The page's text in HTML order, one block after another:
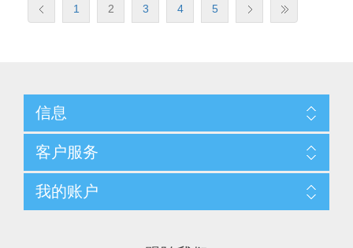
1 2 3 4 5
信息
客户服务
我的账户